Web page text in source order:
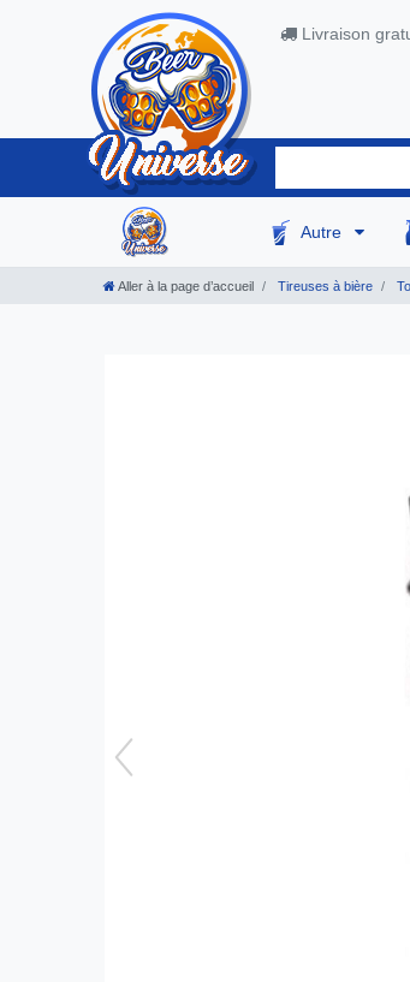
Livraison
Autre
Aller à la page d’accueil Tireuses à bière